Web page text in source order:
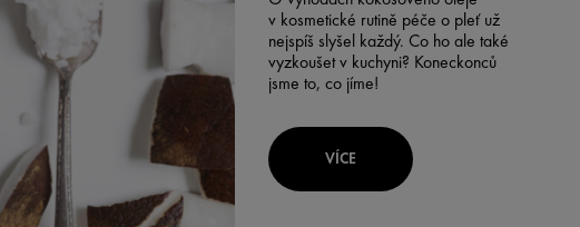
v kosmetické rutině péče o pleť už
nejspíš slyšel každý. Co ho ale také
vyzkoušet v kuchyni? Koneckonců
jsme to, co jíme!
VÍCE